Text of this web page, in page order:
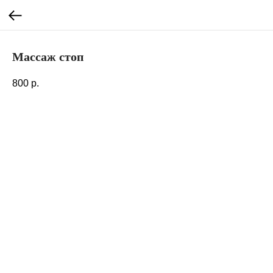
Массаж стоп
800 р.